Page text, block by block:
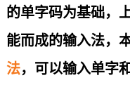
的单字码为基础，
能而成的输入法，
法，可以输入单字